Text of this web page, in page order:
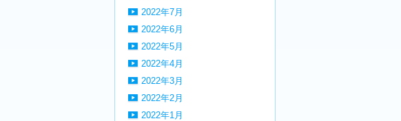
2022年7月
2022年6月
2022年5月
2022年4月
2022年3月
2022年2月
2022年1月